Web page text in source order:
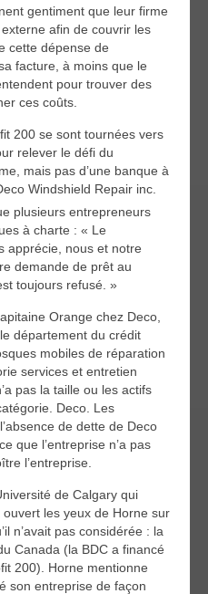
gentiment que leur firme
afin de couvrir les
cette dépense de
facture, à moins que le
pour trouver des
ces coûts.
200 se sont tournées vers
relever le défi du
mais pas d’une banque à
Windshield Repair inc.
plusieurs entrepreneurs
à charte : « Le
apprécie, nous et notre
demande de prêt au
toujours refusé. »
Orange chez Deco,
département du crédit
mobiles de réparation
services et entretien
pas la taille ou les actifs
Deco. Les
de dette de Deco
que l’entreprise n’a pas
l’entreprise.
de Calgary qui
les yeux de Horne sur
n’avait pas considérée : la
Canada (la BDC a financé
200). Horne mentionne
son entreprise de façon